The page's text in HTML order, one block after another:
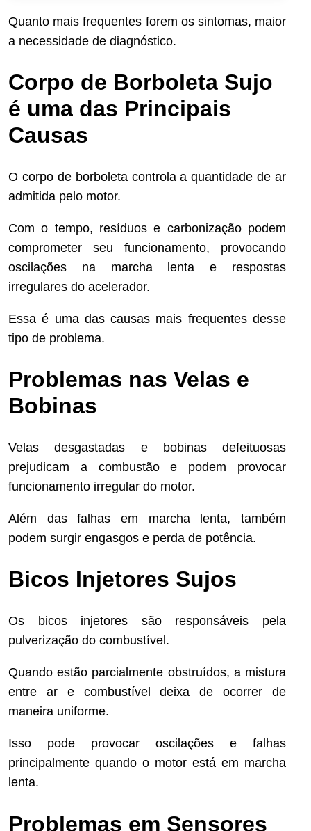
Quanto mais frequentes forem os sintomas, maior
a necessidade de diagnóstico.
Corpo de Borboleta Sujo
é uma das Principais
Causas
O corpo de borboleta controla a quantidade de ar
admitida pelo motor.
Com o tempo, resíduos e carbonização podem
comprometer seu funcionamento, provocando
oscilações na marcha lenta e respostas
irregulares do acelerador.
Essa é uma das causas mais frequentes desse
tipo de problema.
Problemas nas Velas e
Bobinas
Velas desgastadas e bobinas defeituosas
prejudicam a combustão e podem provocar
funcionamento irregular do motor.
Além das falhas em marcha lenta, também
podem surgir engasgos e perda de potência.
Bicos Injetores Sujos
Os bicos injetores são responsáveis pela
pulverização do combustível.
Quando estão parcialmente obstruídos, a mistura
entre ar e combustível deixa de ocorrer de
maneira uniforme.
Isso pode provocar oscilações e falhas
principalmente quando o motor está em marcha
lenta.
Problemas em Sensores